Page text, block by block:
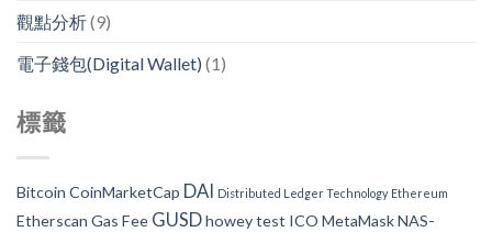
觀點分析(9)
電子錢包(Digital Wallet) (1)
標籤
Bitcoin CoinMarketCap DAI Distributed Ledger Technology Ethereum
Etherscan Gas Fee GUSDhowey test ICO MetaMaskNAS-